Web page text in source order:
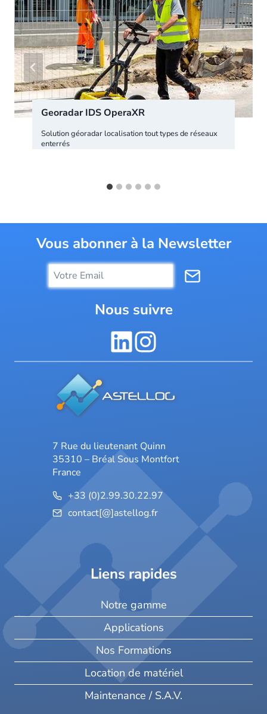
Georadar IDS OperaXR
Solution géoradar localisation tout types de réseaux
enterrés
Vous abonner à la Newsletter
Nous suivre
7 Rue du lieutenant Quinn
35310 – Bréal Sous Montfort
France
+33 (0)2.99.30.22.97
contact[@]astellog.fr
Liens rapides
Notre gamme
Applications
Nos Formations
Location de matériel
Maintenance / S.A.V.